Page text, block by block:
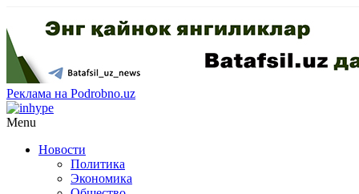
Реклама на Podrobno.uz
Menu
Новости
Политика
Экономика